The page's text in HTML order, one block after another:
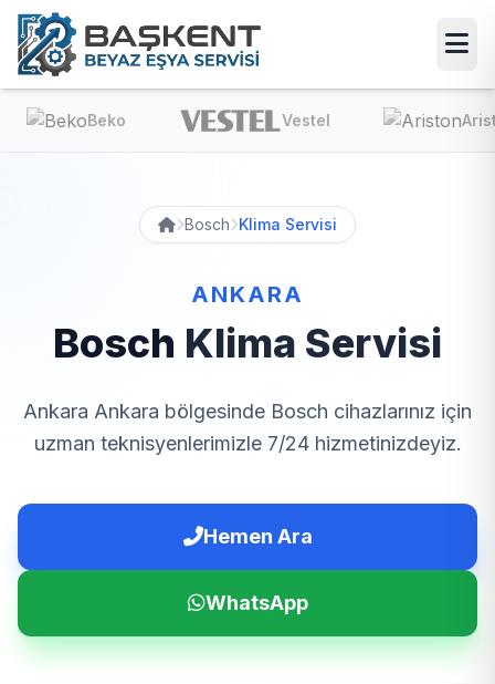
Beko Vestel
Bosch Klima Servisi
ANKARA
Bosch Klima Servisi
Ankara Ankara bölgesinde Bosch cihazlarınız için
uzman teknisyenlerimizle 7/24 hizmetinizdeyiz.
Hemen Ara
WhatsApp